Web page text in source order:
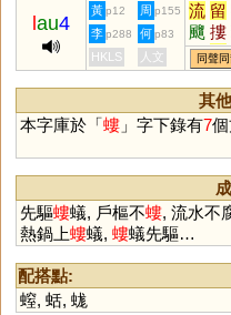
au4
黃 p12 周 p155 流 留
飀 摟
髏 斿
鶹 窶
懰 鞻
嵧 媹
李 p288 何 p83
HKLS 人文 同聲
其
本字庫於「螻」字下錄有7
先驅螻蟻, 戶樞不螻, 流水不
熱鍋上螻蟻, 螻蟻先驅…
配搭點:
螲, 蛞, 蛖